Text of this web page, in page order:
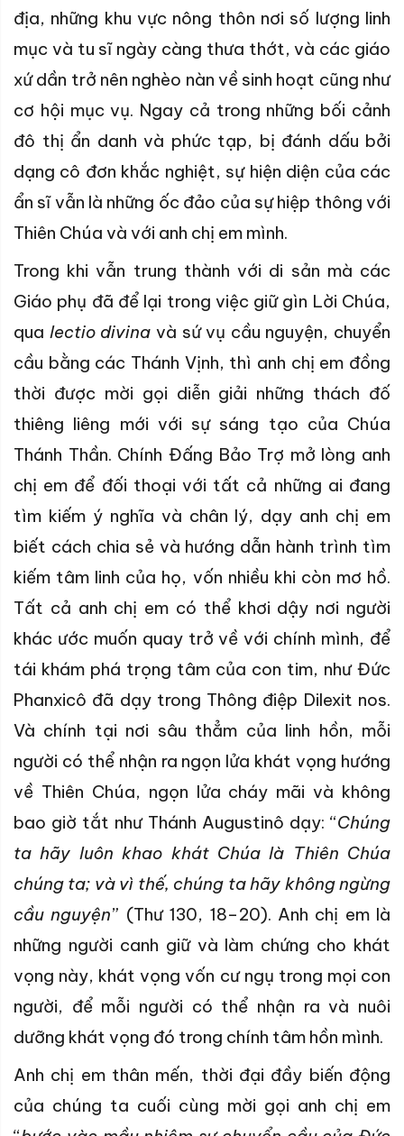
địa, những khu vực nông thôn nơi số lượng linh
mục và tu sĩ ngày càng thưa thớt, và các giáo
xứ dần trở nên nghèo nàn về sinh hoạt cũng như
cơ hội mục vụ. Ngay cả trong những bối cảnh
đô thị ẩn danh và phức tạp, bị đánh dấu bởi
dạng cô đơn khắc nghiệt, sự hiện diện của các
ẩn sĩ vẫn là những ốc đảo của sự hiệp thông với
Thiên Chúa và với anh chị em mình.
Trong khi vẫn trung thành với di sản mà các
Giáo phụ đã để lại trong việc giữ gìn Lời Chúa,
qua lectio divina và sứ vụ cầu nguyện, chuyển
cầu bằng các Thánh Vịnh, thì anh chị em đồng
thời được mời gọi diễn giải những thách đố
thiêng liêng mới với sự sáng tạo của Chúa
Thánh Thần. Chính Đấng Bảo Trợ mở lòng anh
chị em để đối thoại với tất cả những ai đang
tìm kiếm ý nghĩa và chân lý, dạy anh chị em
biết cách chia sẻ và hướng dẫn hành trình tìm
kiếm tâm linh của họ, vốn nhiều khi còn mơ hồ.
Tất cả anh chị em có thể khơi dậy nơi người
khác ước muốn quay trở về với chính mình, để
tái khám phá trọng tâm của con tim, như Đức
Phanxicô đã dạy trong Thông điệp Dilexit nos.
Và chính tại nơi sâu thẳm của linh hồn, mỗi
người có thể nhận ra ngọn lửa khát vọng hướng
về Thiên Chúa, ngọn lửa cháy mãi và không
bao giờ tắt như Thánh Augustinô dạy: “Chúng
ta hãy luôn khao khát Chúa là Thiên Chúa
chúng ta; và vì thế, chúng ta hãy không ngừng
cầu nguyện” (Thư 130, 18–20). Anh chị em là
những người canh giữ và làm chứng cho khát
vọng này, khát vọng vốn cư ngụ trong mọi con
người, để mỗi người có thể nhận ra và nuôi
dưỡng khát vọng đó trong chính tâm hồn mình.
Anh chị em thân mến, thời đại đầy biến động
của chúng ta cuối cùng mời gọi anh chị em